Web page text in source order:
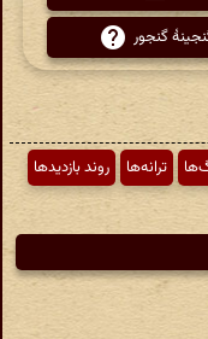
گنجور
ترانه‌ها
روند بازدیدها